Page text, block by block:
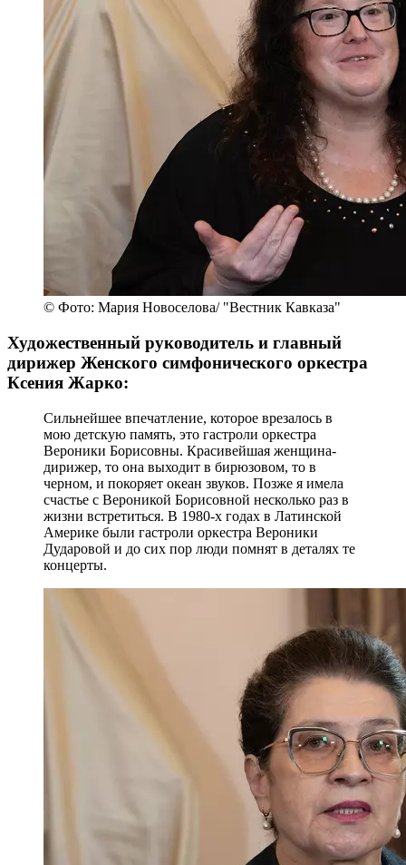
© Фото: Мария Новоселова/ "Вестник Кавказа"
Художественный руководитель и главный
дирижер Женского симфонического оркестра
Ксения Жарко:
Сильнейшее впечатление, которое врезалось в
мою детскую память, это гастроли оркестра
Вероники Борисовны. Красивейшая женщина-
дирижер, то она выходит в бирюзовом, то в
черном, и покоряет океан звуков. Позже я имела
счастье с Вероникой Борисовной несколько раз в
жизни встретиться. В 1980-х годах в Латинской
Америке были гастроли оркестра Вероники
Дударовой и до сих пор люди помнят в деталях те
концерты.